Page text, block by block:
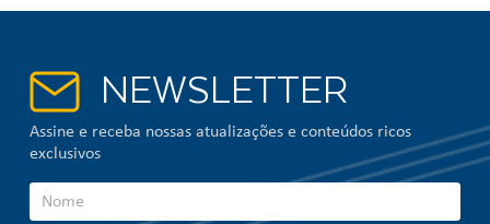
NEWSLETTER
Assine e receba nossas atualizações e conteúdos ricos
exclusivos